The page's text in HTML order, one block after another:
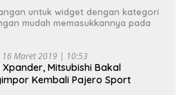
untuk widget dengan kategori
mudah memasukkannya pada
16 Maret 2019 | 10:53
Xpander, Mitsubishi Bakal
Kembali Pajero Sport